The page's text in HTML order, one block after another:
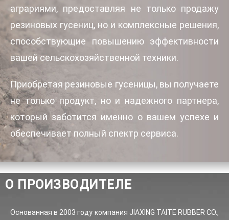
аграриями, предоставляя не только продажу
резиновых гусениц, но и комплексные решения,
способствующие повышению эффективности
вашей сельскохозяйственной техники.
Приобретая резиновые гусеницы, вы получаете
не только продукт, но и надежного партнера,
который заботится именно о вашем успехе и
обеспечивает полный спектр сервиса.
О ПРОИЗВОДИТЕЛЕ
Основанная в 2003 году компания JIAXING TAITE RUBBER CO.,